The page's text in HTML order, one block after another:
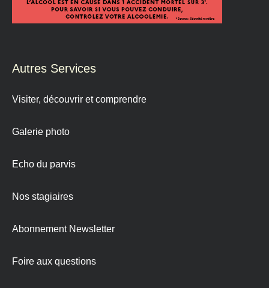
Autres Services
Visiter, découvrir et comprendre
Galerie photo
Echo du parvis
Nos stagiaires
Abonnement Newsletter
Foire aux questions